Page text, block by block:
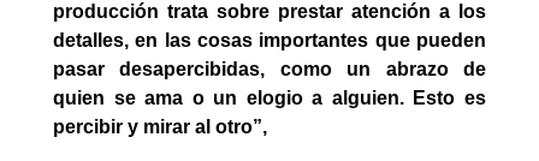
producción trata sobre prestar atención a los
detalles, en las cosas importantes que pueden
pasar desapercibidas, como un abrazo de
quien se ama o un elogio a alguien. Esto es
percibir y mirar al otro”,